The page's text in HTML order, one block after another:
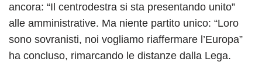
ancora: “Il centrodestra si sta presentando unito”
alle amministrative. Ma niente partito unico: “Loro
sono sovranisti, noi vogliamo riaffermare l’Europa”
ha concluso, rimarcando le distanze dalla Lega.